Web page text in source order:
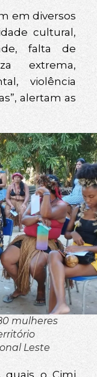
em diversos
cultural,
falta de
extrema,
violência
alertam as
mulheres
Leste